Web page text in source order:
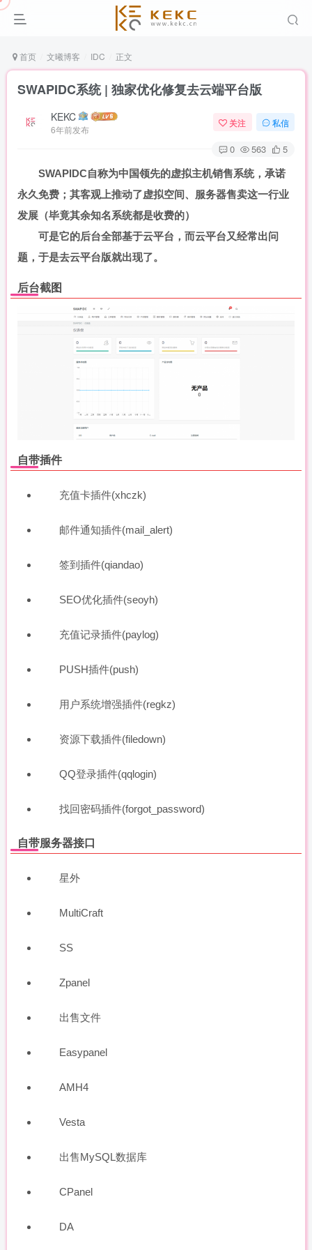
首页 文曦博客 IDC 正文
SWAPIDC系统 | 独家优化修复去云端平台版
KEKC
6年前发布
关注 私信
0 563 5
SWAPIDC自称为中国领先的虚拟主机销售系统，承诺
永久免费；其客观上推动了虚拟空间、服务器售卖这一行业
发展（毕竟其余知名系统都是收费的）
可是它的后台全部基于云平台，而云平台又经常出问
题，于是去云平台版就出现了。
后台截图
自带插件
充值卡插件(xhczk)
邮件通知插件(mail_alert)
签到插件(qiandao)
SEO优化插件(seoyh)
充值记录插件(paylog)
PUSH插件(push)
用户系统增强插件(regkz)
资源下载插件(filedown)
QQ登录插件(qqlogin)
找回密码插件(forgot_password)
自带服务器接口
星外
MultiCraft
SS
Zpanel
出售文件
Easypanel
AMH4
Vesta
出售MySQL数据库
CPanel
DA